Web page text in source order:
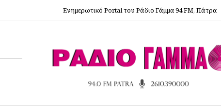
Ενημερωτικό Portal του Ράδιο Γάμμα 94 FM, Πάτρα